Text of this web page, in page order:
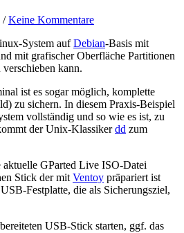
/Keine Kommentare
System aufDebian-Basis mit
mit grafischer Oberfläche Partitionen
kann.
ist es sogar möglich, komplette
zu sichern. In diesem Praxis-Beispiel
vollständig und so wie es ist, zu
der Unix-Klassikerdd zum
GParted Live ISO-Datei
Stick der mit Ventoy präpariert ist
Festplatte, die als Sicherungsziel,
USB-Stick starten, ggf. das